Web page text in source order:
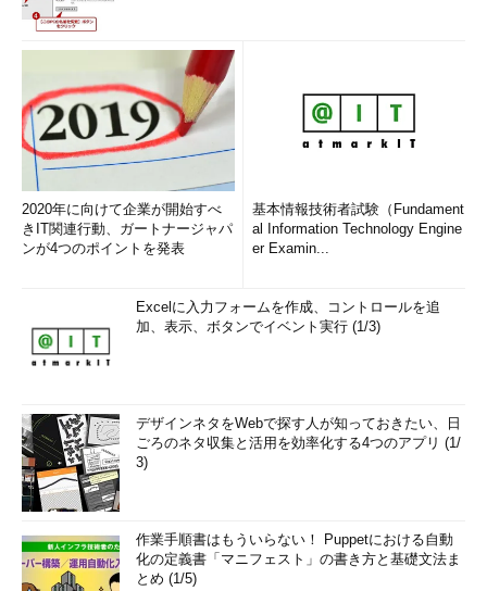
2020年に向けて企業が開始すべ
きIT関連行動、ガートナージャパ
ンが4つのポイントを発表
基本情報技術者試験（Fundament
al Information Technology Engine
er Examin...
Excelに入力フォームを作成、コントロールを追
加、表示、ボタンでイベント実行 (1/3)
デザインネタをWebで探す人が知っておきたい、日
ごろのネタ収集と活用を効率化する4つのアプリ (1/
3)
作業手順書はもういらない！ Puppetにおける自動
化の定義書「マニフェスト」の書き方と基礎文法ま
とめ (1/5)